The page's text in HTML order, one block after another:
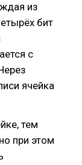
из
бит
с
ячейка
тем
при этом